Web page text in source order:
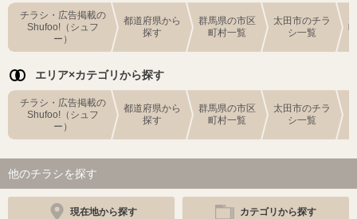
チラシ・広告掲載の
Shufoo!（シュフ
ー）
都道府県から
探す
群馬県の市区
町村一覧
太田市のチラ
シ一覧
エリア×カテゴリから探す
チラシ・広告掲載の
Shufoo!（シュフ
ー）
都道府県から
探す
群馬県の市区
町村一覧
太田市のチラ
シ一覧
他のチラシを探す
現在地から探す カテゴリから探す